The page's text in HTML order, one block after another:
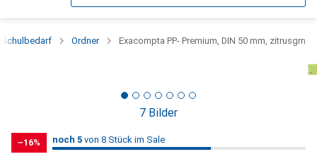
Ordner Exacompta PP- Premium, DIN 50 mm, zitrusgrn
7 Bilder
−16% 5 / 8
5 / 8 im Sale
noch 5 von 8 Stück im Sale